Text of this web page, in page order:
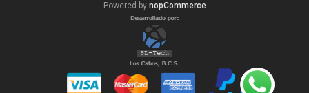
Powered by nopCommerce